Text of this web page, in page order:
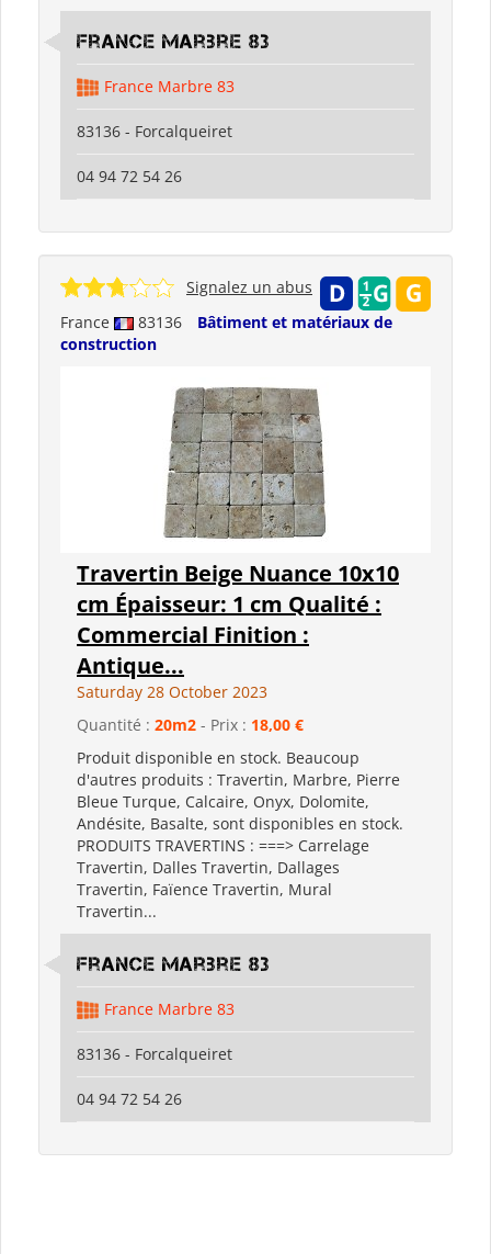
France Marbre 83
France Marbre 83
83136 - Forcalqueiret
04 94 72 54 26
France 83136
Bâtiment et matériaux de
construction
Signalez un abus
Travertin Beige Nuance 10x10
cm Épaisseur: 1 cm Qualité :
Commercial Finition :
Antique...
Saturday 28 October 2023
Quantité : 20m2 - Prix : 18,00 €
Produit disponible en stock. Beaucoup
d'autres produits : Travertin, Marbre, Pierre
Bleue Turque, Calcaire, Onyx, Dolomite,
Andésite, Basalte, sont disponibles en stock.
PRODUITS TRAVERTINS : ===> Carrelage
Travertin, Dalles Travertin, Dallages
Travertin, Faïence Travertin, Mural
Travertin...
France Marbre 83
France Marbre 83
83136 - Forcalqueiret
04 94 72 54 26